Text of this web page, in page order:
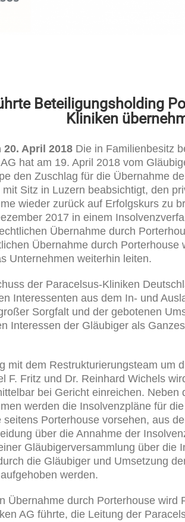
Beteiligungsholding
Kliniken
April 2018 Die in Familienbesitz
hat am 19. April 2018 vom
den Zuschlag für die Übernahme
Sitz in Luzern beabsichtigt, den
wieder zurück auf Erfolgskurs zu
2017 in einem
Übernahme durch
Übernahme durch Porterhouse
Unternehmen weiterhin leiten.
der Paracelsus-Kliniken
Interessenten aus dem In- und
Sorgfalt und der gebotenen
Interessen der Gläubiger als
mit dem Restrukturierungsteam um
F. Fritz und Dr. Reinhard Wichels
bei Gericht einreichen. Neben
werden die Insolvenzpläne für
seitens Porterhouse vorsehen, aus
über die Annahme der
Gläubigerversammlung über die
die Gläubiger und Umsetzung
werden.
Übernahme durch Porterhouse wird
AG führte, die Leitung der